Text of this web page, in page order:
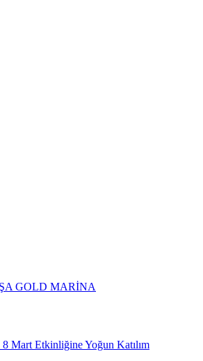
GOLD MARİNA
Mart Etkinliğine Yoğun Katılım